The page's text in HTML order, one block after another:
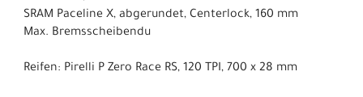
SRAM Paceline X, abgerundet, Centerlock, 160 mm
Max. Bremsscheibendu
Reifen: Pirelli P Zero Race RS, 120 TPI, 700 x 28 mm